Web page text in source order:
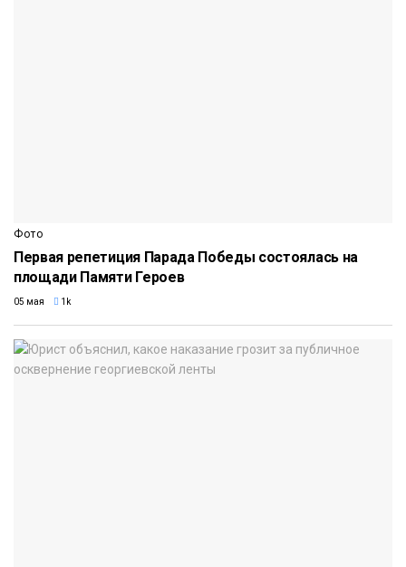
Фото
Первая репетиция Парада Победы состоялась на
площади Памяти Героев
05 мая 1k